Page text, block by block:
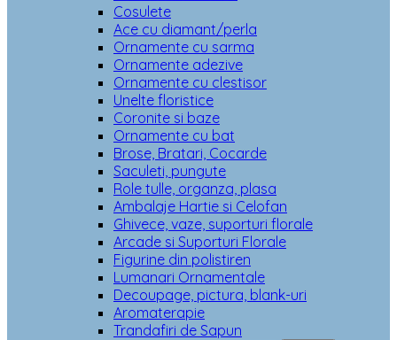
Cosulete
Ace cu diamant/perla
Ornamente cu sarma
Ornamente adezive
Ornamente cu clestisor
Unelte floristice
Coronite si baze
Ornamente cu bat
Brose, Bratari, Cocarde
Saculeti, pungute
Role tulle, organza, plasa
Ambalaje Hartie si Celofan
Ghivece, vaze, suporturi florale
Arcade si Suporturi Florale
Figurine din polistiren
Lumanari Ornamentale
Decoupage, pictura, blank-uri
Aromaterapie
Trandafiri de Sapun